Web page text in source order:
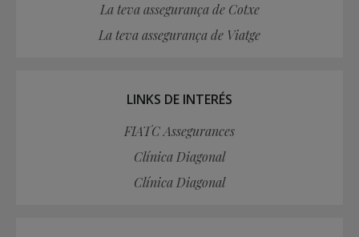
La teva assegurança de Cotxe
La teva assegurança de Viatge
LINKS DE INTERÉS
FIATC Assegurances
Clínica Diagonal
Clínica Diagonal